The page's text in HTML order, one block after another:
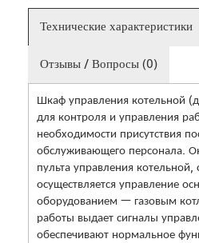
Технические характеристики
Отзывы / Вопросы (0)
Шкаф управления котельной
для контроля и управления
необходимости присутствия
обслуживающего персонала.
пульта управления
осуществляется управление
оборудованием — газовым
работы выдает сигналы
обеспечивают нормальное